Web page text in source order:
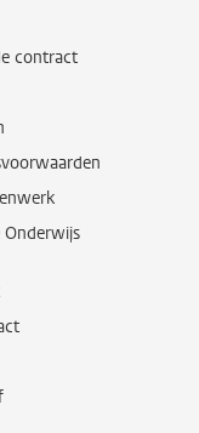
contract
Onderwijs